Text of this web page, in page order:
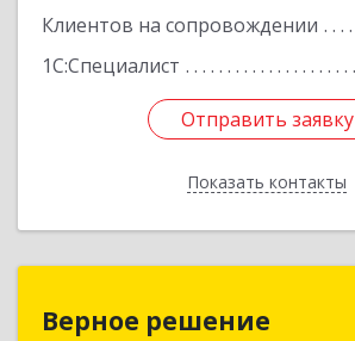
Клиентов на сопровождении
1С:Специалист
Отправить заявку
Показать контакты
Отправить заявку
Назад
Верное решение